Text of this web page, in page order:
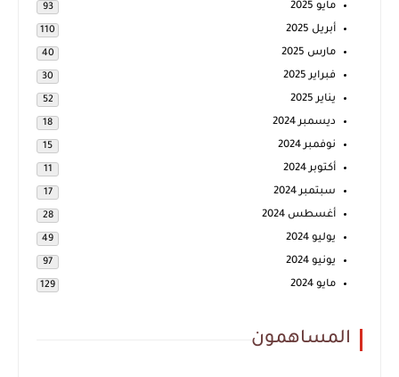
مايو 2025 93
أبريل 2025 110
مارس 2025 40
فبراير 2025 30
يناير 2025 52
ديسمبر 2024 18
نوفمبر 2024 15
أكتوبر 2024 11
سبتمبر 2024 17
أغسطس 2024 28
يوليو 2024 49
يونيو 2024 97
مايو 2024 129
المساهمون